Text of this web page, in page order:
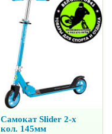
Самокат Slider 2-х
кол. 145мм